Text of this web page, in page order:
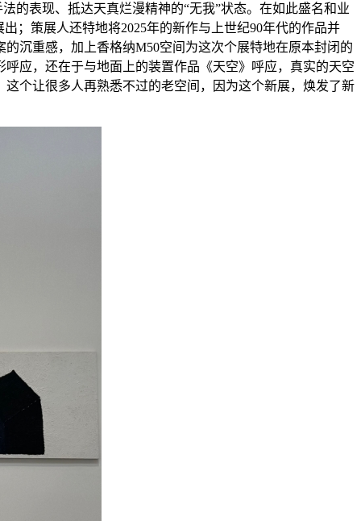
的表现、抵达天真烂漫精神的“无我”状态。在如此盛名和业
；策展人还特地将2025年的新作与上世纪90年代的作品并
沉重感，加上香格纳M50空间为这次个展特地在原本封闭的
应，还在于与地面上的装置作品《天空》呼应，真实的天空
个让很多人再熟悉不过的老空间，因为这个新展，焕发了新